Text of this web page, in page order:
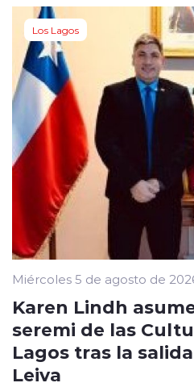
Los Lagos
Miércoles 5 de agosto de
Karen Lindh
seremi de las
Lagos tras la
Leiva